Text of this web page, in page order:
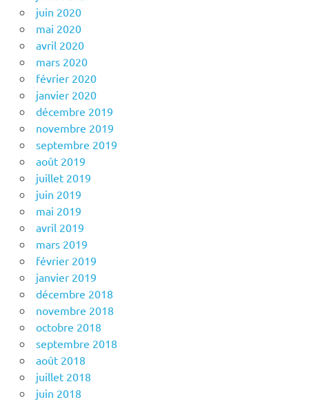
juin 2020
mai 2020
avril 2020
mars 2020
février 2020
janvier 2020
décembre 2019
novembre 2019
septembre 2019
août 2019
juillet 2019
juin 2019
mai 2019
avril 2019
mars 2019
février 2019
janvier 2019
décembre 2018
novembre 2018
octobre 2018
septembre 2018
août 2018
juillet 2018
juin 2018